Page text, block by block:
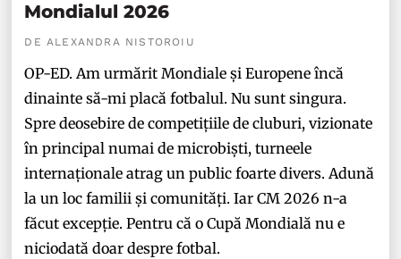
Mondialul 2026
DE ALEXANDRA NISTOROIU
OP-ED. Am urmărit Mondiale și Europene încă
dinainte să-mi placă fotbalul. Nu sunt singura.
Spre deosebire de competițiile de cluburi, vizionate
în principal numai de microbiști, turneele
internaționale atrag un public foarte divers. Adună
la un loc familii și comunități. Iar CM 2026 n-a
făcut excepție. Pentru că o Cupă Mondială nu e
niciodată doar despre fotbal.